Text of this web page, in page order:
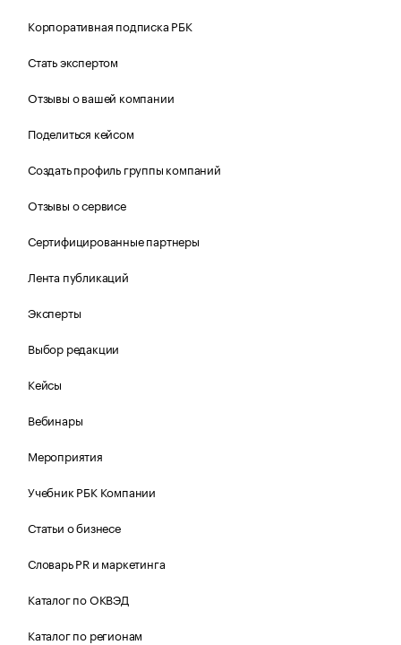
Корпоративная подписка РБК
Стать экспертом
Отзывы о вашей компании
Поделиться кейсом
Создать профиль группы компаний
Отзывы о сервисе
Сертифицированные партнеры
Лента публикаций
Эксперты
Выбор редакции
Кейсы
Вебинары
Мероприятия
Учебник РБК Компании
Статьи о бизнесе
Словарь PR и маркетинга
Каталог по ОКВЭД
Каталог по регионам